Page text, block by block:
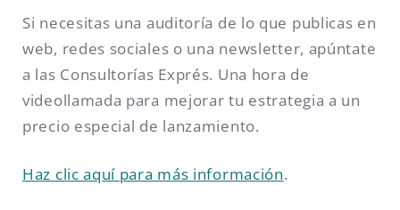
Si necesitas una auditoría de lo que publicas en
web, redes sociales o una newsletter, apúntate
a las Consultorías Exprés. Una hora de
videollamada para mejorar tu estrategia a un
precio especial de lanzamiento.
Haz clic aquí para más información.